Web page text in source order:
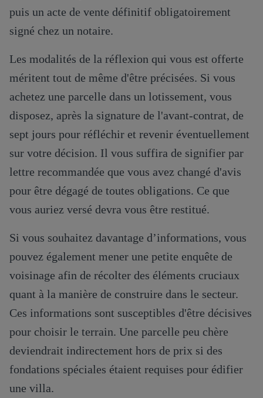
puis un acte de vente définitif obligatoirement
signé chez un notaire.
Les modalités de la réflexion qui vous est offerte
méritent tout de même d'être précisées. Si vous
achetez une parcelle dans un lotissement, vous
disposez, après la signature de l'avant-contrat, de
sept jours pour réfléchir et revenir éventuellement
sur votre décision. Il vous suffira de signifier par
lettre recommandée que vous avez changé d'avis
pour être dégagé de toutes obligations. Ce que
vous auriez versé devra vous être restitué.
Si vous souhaitez davantage d’informations, vous
pouvez également mener une petite enquête de
voisinage afin de récolter des éléments cruciaux
quant à la manière de construire dans le secteur.
Ces informations sont susceptibles d'être décisives
pour choisir le terrain. Une parcelle peu chère
deviendrait indirectement hors de prix si des
fondations spéciales étaient requises pour édifier
une villa.